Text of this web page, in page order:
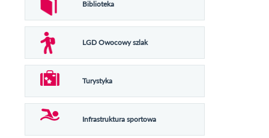
Biblioteka
LGD Owocowy szlak
Turystyka
Infrastruktura sportowa